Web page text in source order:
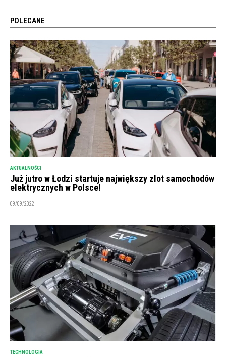
POLECANE
AKTUALNOŚCI
Już jutro w Łodzi startuje największy zlot samochodów
elektrycznych w Polsce!
09/09/2022
TECHNOLOGIA